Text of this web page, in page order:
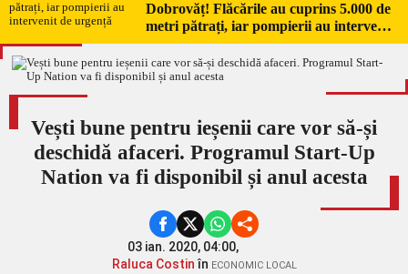
Dobrovăț! Flăcările au cuprins 5.000 de
metri pătrați, iar pompierii au intervenit
de urgență
Vești bune pentru ieșenii care vor să-și
deschidă afaceri. Programul Start-Up
Nation va fi disponibil și anul acesta
03 ian. 2020, 04:00,
Raluca Costinîn ECONOMIC LOCAL